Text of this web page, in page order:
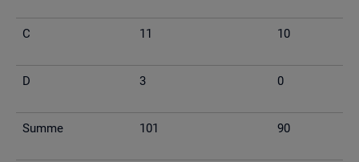
C 11 10
D 3 0
Summe 101 90